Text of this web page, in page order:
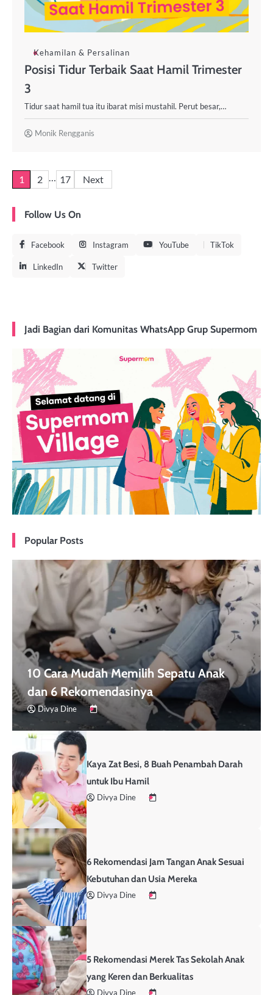
Kehamilan & Persalinan
Posisi Tidur Terbaik Saat Hamil Trimester
3
Tidur saat hamil tua itu ibarat misi mustahil. Perut besar,…
Monik Rengganis
1 2 … 17 Next
Follow Us On
Facebook Instagram YouTube TikTok
LinkedIn Twitter
Jadi Bagian dari Komunitas WhatsApp Grup Supermom
Popular Posts
10 Cara Mudah Memilih Sepatu Anak
dan 6 Rekomendasinya
Divya Dine
Kaya Zat Besi, 8 Buah Penambah Darah
untuk Ibu Hamil
Divya Dine
6 Rekomendasi Jam Tangan Anak Sesuai
Kebutuhan dan Usia Mereka
Divya Dine
5 Rekomendasi Merek Tas Sekolah Anak
yang Keren dan Berkualitas
Divya Dine